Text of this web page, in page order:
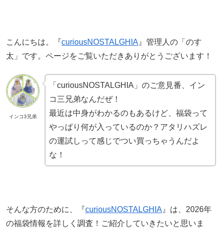
こんにちは。『curiousNOSTALGHIA 』管理人の「のす
太」です。ページをご覧いただきありがとうございます！
インコ3兄弟
「curiousNOSTALGHIA」のご意見番、イン
コ三兄弟なんだぜ！
最近は中身がわかるのもあるけど、福袋って
やっぱり何が入っているのか？アタリハズレ
の運試しって感じでつい買っちゃうんだよ
な！
そんな方のために、『curiousNOSTALGHIA 』は、2026年
の福袋情報を詳しく調査！ご紹介していきたいと思いま